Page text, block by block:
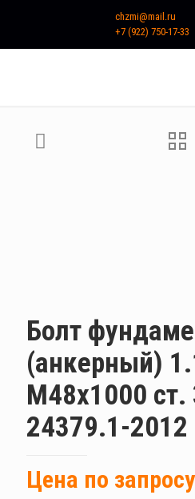
chzmi@mail.ru
+7 (922) 750-17-33
Болт
(анкерный)
М48х1000 ст.
24379.1-2012
Цена по запросу